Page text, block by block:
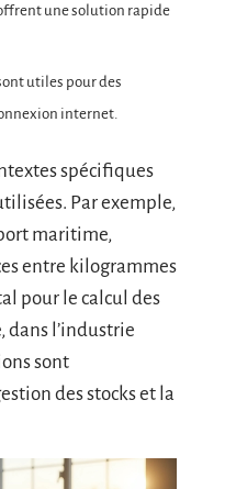
une solution rapide
utiles pour des
internet.
spécifiques
Par exemple,
maritime,
entre kilogrammes
pour le calcul des
dans l’industrie
sont
des stocks et la